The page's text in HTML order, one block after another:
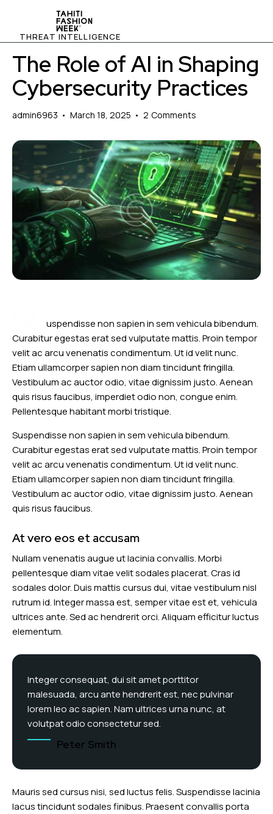
THREAT INTELLIGENCE
The Role of AI in Shaping
Cybersecurity Practices
admin6963 March 18, 2025 2 Comments
uspendisse non sapien in sem vehicula bibendum.
Curabitur egestas erat sed vulputate mattis. Proin tempor
velit ac arcu venenatis condimentum. Ut id velit nunc.
Etiam ullamcorper sapien non diam tincidunt fringilla.
Vestibulum ac auctor odio, vitae dignissim justo. Aenean
quis risus faucibus, imperdiet odio non, congue enim.
Pellentesque habitant morbi tristique.
Suspendisse non sapien in sem vehicula bibendum.
Curabitur egestas erat sed vulputate mattis. Proin tempor
velit ac arcu venenatis condimentum. Ut id velit nunc.
Etiam ullamcorper sapien non diam tincidunt fringilla.
Vestibulum ac auctor odio, vitae dignissim justo. Aenean
quis risus faucibus.
At vero eos et accusam
Nullam venenatis augue ut lacinia convallis. Morbi
pellentesque diam vitae velit sodales placerat. Cras id
sodales dolor. Duis mattis cursus dui, vitae vestibulum nisl
rutrum id. Integer massa est, semper vitae est et, vehicula
ultrices ante. Sed ac hendrerit orci. Aliquam efficitur luctus
elementum.
Integer consequat, dui sit amet porttitor
malesuada, arcu ante hendrerit est, nec pulvinar
lorem leo ac sapien. Nam ultrices urna nunc, at
volutpat odio consectetur sed.
Peter Smith
Mauris sed cursus nisi, sed luctus felis. Suspendisse lacinia
lacus tincidunt sodales finibus. Praesent convallis porta